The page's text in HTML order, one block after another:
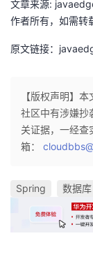
文章来源:
作者所有，如需转
原文链接：
【版权声明】
社区中有涉嫌抄
关证据，一经查
箱：
Spring 数据库